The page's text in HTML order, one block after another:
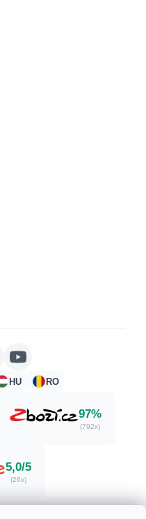
HU RO
97%
(792x)
5,0/5
(26x)